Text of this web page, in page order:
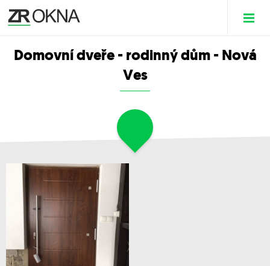
Domovní dveře - rodinný dům - Nová
Ves